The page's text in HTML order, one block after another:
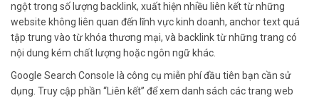
ngột trong số lượng backlink, xuất hiện nhiều liên kết từ những
website không liên quan đến lĩnh vực kinh doanh, anchor text quá
tập trung vào từ khóa thương mại, và backlink từ những trang có
nội dung kém chất lượng hoặc ngôn ngữ khác.
Google Search Console là công cụ miễn phí đầu tiên bạn cần sử
dụng. Truy cập phần “Liên kết” để xem danh sách các trang web